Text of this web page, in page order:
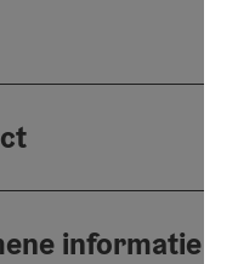
informatie